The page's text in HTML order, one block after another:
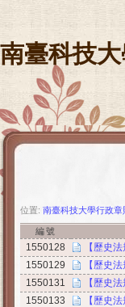
南臺科技
位置: 南臺科技大學行政章
編號
1550128
【歷史
1550129
【歷史
1550131
【歷史
1550133
【歷史